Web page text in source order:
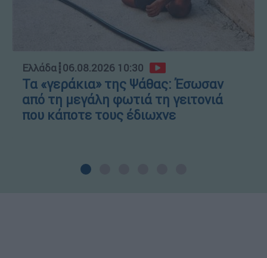
Ελλάδα┋06.08.2026 10:30
Τα «γεράκια» της Ψάθας: Έσωσαν
από τη μεγάλη φωτιά τη γειτονιά
που κάποτε τους έδιωχνε